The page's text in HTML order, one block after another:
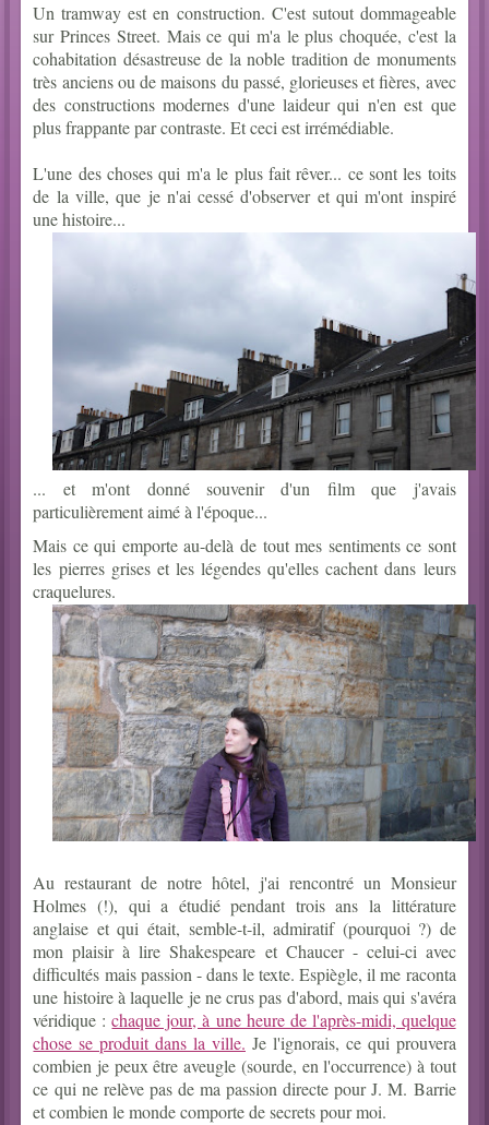
Un tramway est en construction. C'est sutout dommageable
sur Princes Street. Mais ce qui m'a le plus choquée, c'est la
cohabitation désastreuse de la noble tradition de monuments
très anciens ou de maisons du passé, glorieuses et fières, avec
des constructions modernes d'une laideur qui n'en est que
plus frappante par contraste. Et ceci est irrémédiable.
L'une des choses qui m'a le plus fait rêver... ce sont les toits
de la ville, que je n'ai cessé d'observer et qui m'ont inspiré
une histoire...
... et m'ont donné souvenir d'un film que j'avais
particulièrement aimé à l'époque...
Mais ce qui emporte au-delà de tout mes sentiments ce sont
les pierres grises et les légendes qu'elles cachent dans leurs
craquelures.
Au restaurant de notre hôtel, j'ai rencontré un Monsieur
Holmes (!), qui a étudié pendant trois ans la littérature
anglaise et qui était, semble-t-il, admiratif (pourquoi ?) de
mon plaisir à lire Shakespeare et Chaucer - celui-ci avec
difficultés mais passion - dans le texte. Espiègle, il me raconta
une histoire à laquelle je ne crus pas d'abord, mais qui s'avéra
véridique :chaque jour, à une heure de l'après-midi, quelque
chose se produit dans la ville. Je l'ignorais, ce qui prouvera
combien je peux être aveugle (sourde, en l'occurrence) à tout
ce qui ne relève pas de ma passion directe pour J. M. Barrie
et combien le monde comporte de secrets pour moi.